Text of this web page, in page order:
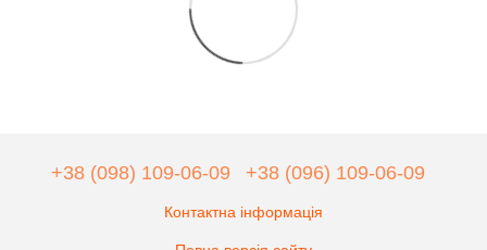
+38 (098) 109-06-09 +38 (096) 109-06-09
Контактна інформація